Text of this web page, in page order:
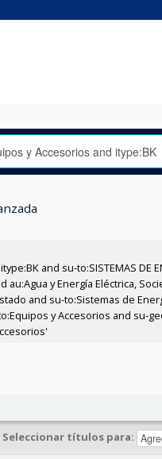
and su-to:SISTEMAS DE
y Energía Eléctrica,
and su-to:Sistemas de
y Accesorios and su-
Seleccionar títulos para: